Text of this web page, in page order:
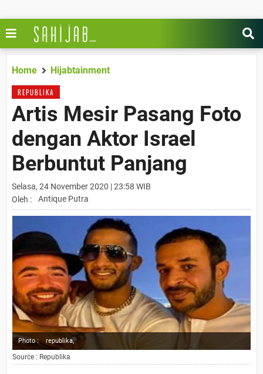
Home Hijabtainment
REPUBLIKA
Artis Mesir Pasang Foto
dengan Aktor Israel
Berbuntut Panjang
Selasa, 24 November 2020 | 23:58 WIB
Oleh :
Antique Putra
Photo : republika,
Source : Republika